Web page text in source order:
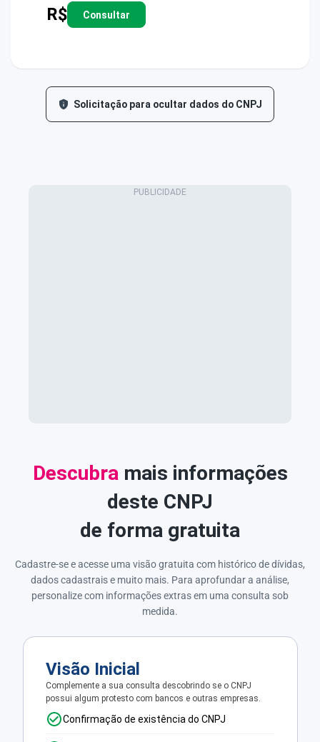
R$ Consultar
Solicitação para ocultar dados do CNPJ
Descubra mais informações
deste CNPJ
de forma gratuita
Cadastre-se e acesse uma visão gratuita com histórico de dívidas,
dados cadastrais e muito mais. Para aprofundar a análise,
personalize com informações extras em uma consulta sob
medida.
Visão Inicial
Complemente a sua consulta descobrindo se o CNPJ
possui algum protesto com bancos e outras empresas.
Confirmação de existência do CNPJ